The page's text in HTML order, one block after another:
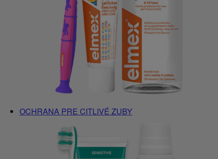
OCHRANA PRE CITLIVÉ ZUBY